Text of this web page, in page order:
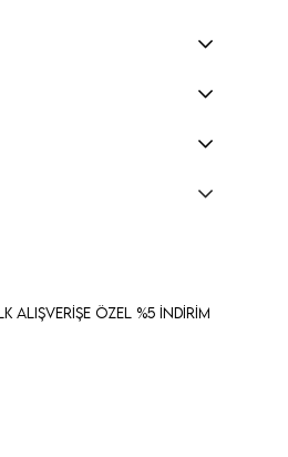
Alışverişe Özel %5 İndirim